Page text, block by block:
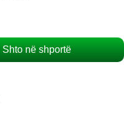
Shto në shportë